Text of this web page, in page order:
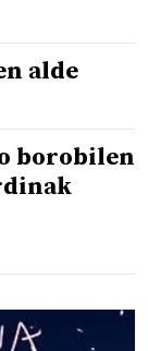
alde
borobilen